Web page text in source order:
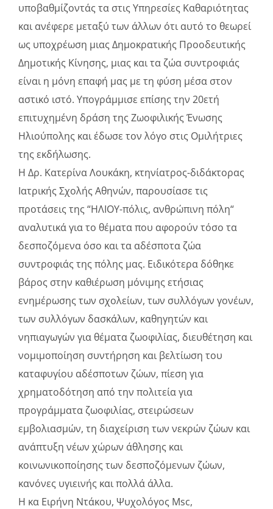
υποβαθμίζοντάς τα στις Υπηρεσίες Καθαριότητας
και ανέφερε μεταξύ των άλλων ότι αυτό το θεωρεί
ως υποχρέωση μιας Δημοκρατικής Προοδευτικής
Δημοτικής Κίνησης, μιας και τα ζώα συντροφιάς
είναι η μόνη επαφή μας με τη φύση μέσα στον
αστικό ιστό. Υπογράμμισε επίσης την 20ετή
επιτυχημένη δράση της Ζωοφιλικής Ένωσης
Ηλιούπολης και έδωσε τον λόγο στις Ομιλήτριες
της εκδήλωσης.
Η Δρ. Κατερίνα Λουκάκη, κτηνίατρος-διδάκτορας
Ιατρικής Σχολής Αθηνών, παρουσίασε τις
προτάσεις της “ΗΛΙΟΥ-πόλις, ανθρώπινη πόλη“
αναλυτικά για το θέματα που αφορούν τόσο τα
δεσποζόμενα όσο και τα αδέσποτα ζώα
συντροφιάς της πόλης μας. Ειδικότερα δόθηκε
βάρος στην καθιέρωση μόνιμης ετήσιας
ενημέρωσης των σχολείων, των συλλόγων γονέων,
των συλλόγων δασκάλων, καθηγητών και
νηπιαγωγών για θέματα ζωοφιλίας, διευθέτηση και
νομιμοποίηση συντήρηση και βελτίωση του
καταφυγίου αδέσποτων ζώων, πίεση για
χρηματοδότηση από την πολιτεία για
προγράμματα ζωοφιλίας, στειρώσεων
εμβολιασμών, τη διαχείριση των νεκρών ζώων και
ανάπτυξη νέων χώρων άθλησης και
κοινωνικοποίησης των δεσποζόμενων ζώων,
κανόνες υγιεινής και πολλά άλλα.
Η κα Ειρήνη Ντάκου, Ψυχολόγος Msc,